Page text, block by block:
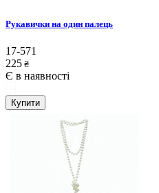
Рукавички на один палець
17-571
225 ₴
Є в наявності
Купити